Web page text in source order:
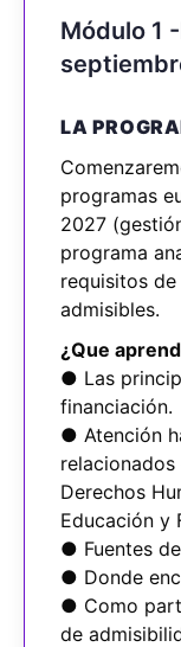
Módulo 1
LA
programas
2027
programa
requisitos
admisibles.
¿Que
● Las
financiación.
● Atención
Derechos
Educación y
● Fuentes
● Donde
● Como
de